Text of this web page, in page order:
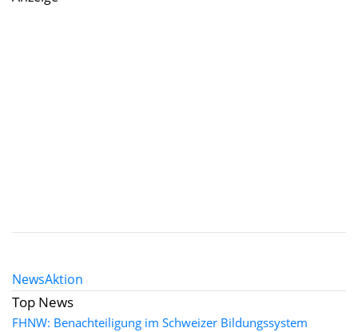
NewsAktion
Top News
FHNW: Benachteiligung im Schweizer Bildungssystem